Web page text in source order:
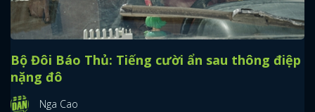
Bộ Đôi Báo Thủ: Tiếng cười ẩn sau thông điệp
nặng đô
Nga Cao